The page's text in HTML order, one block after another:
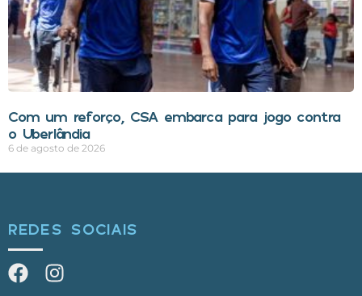
Com um reforço, CSA embarca para jogo contra
o Uberlândia
6 de agosto de 2026
REDES SOCIAIS